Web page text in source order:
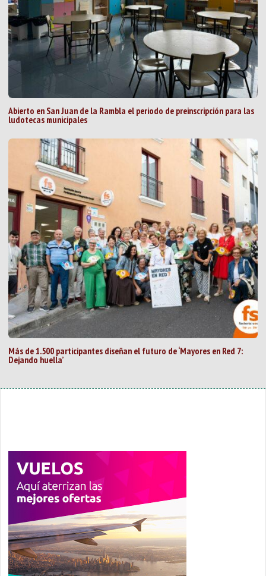
Abierto en San Juan de la Rambla el periodo de preinscripción para las
ludotecas municipales
Más de 1.500 participantes diseñan el futuro de ‘Mayores en Red 7:
Dejando huella’